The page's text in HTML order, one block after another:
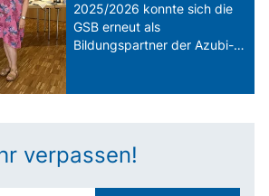
2025/2026 konnte sich die
GSB erneut als
Bildungspartner der Azubi-
verpassen!